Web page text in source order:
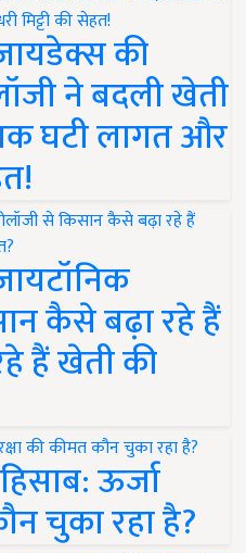
की
ने बदली खेती
घटी लागत और
कैसे बढ़ा रहे हैं
हैं खेती की
ऊर्जा
चुका रहा है?